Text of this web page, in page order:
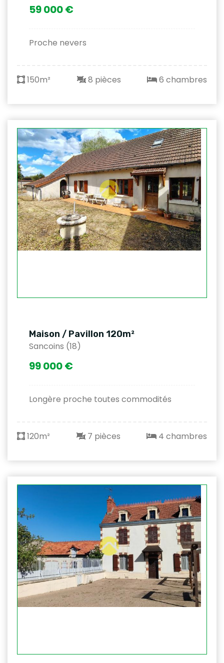
59 000 €
Proche nevers
150m² 8 pièces 6 chambres
Maison / Pavillon 120m²
Sancoins (18)
99 000 €
Longère proche toutes commodités
120m² 7 pièces 4 chambres